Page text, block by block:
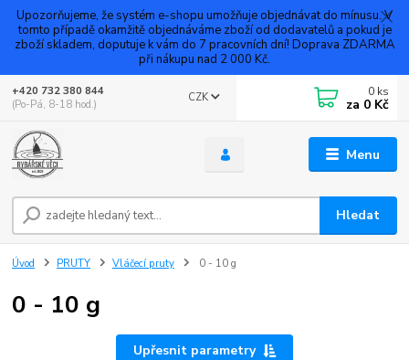
Upozorňujeme, že systém e-shopu umožňuje objednávat do mínusu. V
tomto případě okamžitě objednáváme zboží od dodavatelů a pokud je
zboží skladem, doputuje k vám do 7 pracovních dní! Doprava ZDARMA
při nákupu nad 2 000 Kč.
Menu
CZK
Hledat
+420 732 380 844
(Po-Pá, 8-18 hod.)
0 ks
za 0 Kč
Úvod PRUTY Vláčecí pruty 0 - 10 g
0 - 10 g
Upřesnit parametry